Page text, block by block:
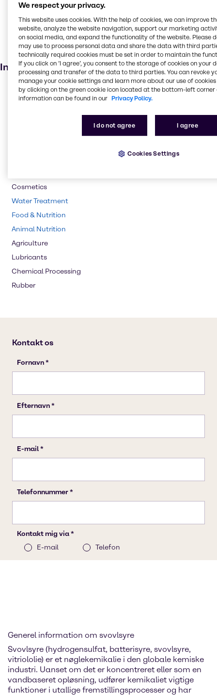
Pulp and paper
Gødning
Landbrugs
Batterier
Industrier
Pulp & Paper
Pharma
Cosmetics
Water Treatment
Food & Nutrition
Animal Nutrition
Agriculture
Lubricants
Chemical Processing
Rubber
Generel information om svovlsyre
Svovlsyre (hydrogensulfat, batterisyre, svovlsyre,
vitriololie) er et nøglekemikalie i den globale kemiske
industri. Uanset om det er koncentreret eller som en
vandbaseret opløsning, udfører kemikaliet vigtige
funktioner i utallige fremstillingsprocesser og har
We respect your privacy.
This website uses cookies. With the help of cookies, we can improve
website, analyze the website navigation, support our marketing
on social media, and expand the functionality of the website. Please
may use to process personal data and share the data with third
technically required cookies must be set in order to maintain the
If you click on ’I agree’, you consent to the storage of cookies on your
processing and transfer of the data to third parties. You can revoke
manage your cookie settings and learn more about our use of cookies
by clicking on the green cookie icon located at the bottom-left corner
information can be found in our Privacy Policy.
I do not agree I agree
Cookies Settings